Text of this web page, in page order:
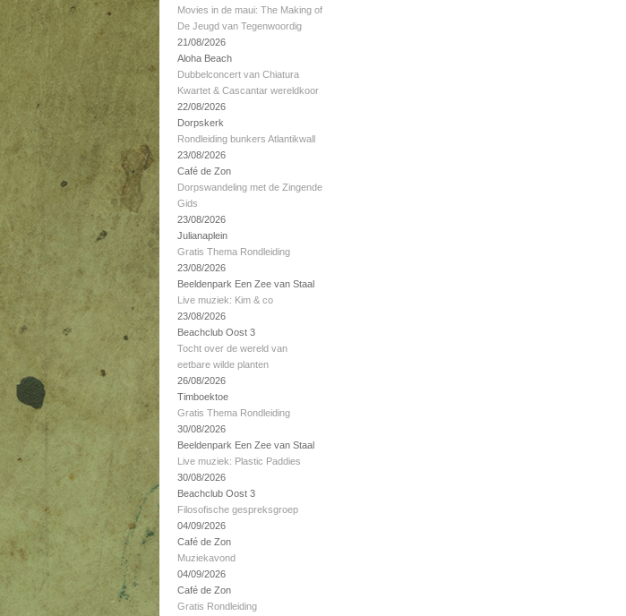
Movies in de maui: The Making of
De Jeugd van Tegenwoordig
21/08/2026
Aloha Beach
Dubbelconcert van Chiatura
Kwartet & Cascantar wereldkoor
22/08/2026
Dorpskerk
Rondleiding bunkers Atlantikwall
23/08/2026
Café de Zon
Dorpswandeling met de Zingende
Gids
23/08/2026
Julianaplein
Gratis Thema Rondleiding
23/08/2026
Beeldenpark Een Zee van Staal
Live muziek: Kim & co
23/08/2026
Beachclub Oost 3
Tocht over de wereld van
eetbare wilde planten
26/08/2026
Timboektoe
Gratis Thema Rondleiding
30/08/2026
Beeldenpark Een Zee van Staal
Live muziek: Plastic Paddies
30/08/2026
Beachclub Oost 3
Filosofische gespreksgroep
04/09/2026
Café de Zon
Muziekavond
04/09/2026
Café de Zon
Gratis Rondleiding